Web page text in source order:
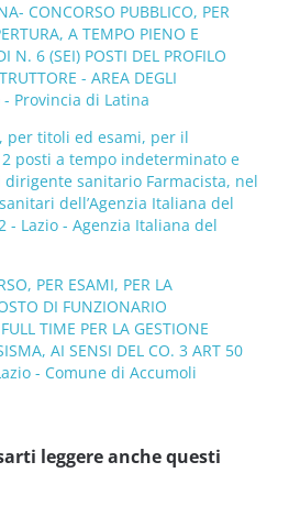
CONCORSO PUBBLICO, PER
A TEMPO PIENO E
N. 6 (SEI) POSTI DEL PROFILO
- AREA DEGLI
- Provincia di Latina
per titoli ed esami, per il
posti a tempo indeterminato e
sanitario Farmacista, nel
dell’Agenzia Italiana del
- Lazio - Agenzia Italiana del
PER ESAMI, PER LA
DI FUNZIONARIO
TIME PER LA GESTIONE
AI SENSI DEL CO. 3 ART 50
- Comune di Accumoli
leggere anche questi